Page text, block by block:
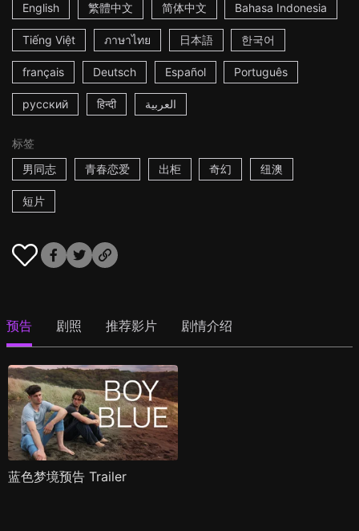
English
繁體中文 简体中文 Bahasa Indonesia
Tiếng Việt ภาษาไทย 日本語 한국어
français Deutsch Español Português
русский हिन्दी العربية
标签
男同志
青春恋爱 出柜 奇幻 纽澳
短片
预告 剧照 推荐影片 剧情介绍
蓝色梦境预告 Trailer